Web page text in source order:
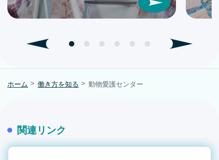
ホーム 働き方を知る 動物愛護センター
関連リンク